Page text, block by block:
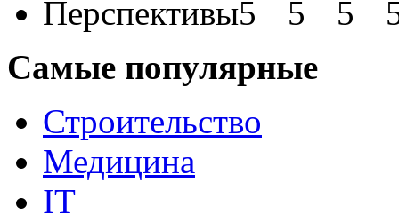
Перспективы
Самые популярные
Строительство
Медицина
IT